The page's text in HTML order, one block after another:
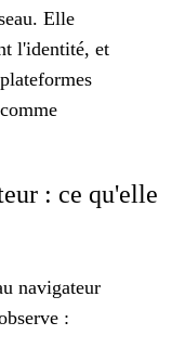
Elle
l'identité, et
: ce qu'elle
navigateur
: